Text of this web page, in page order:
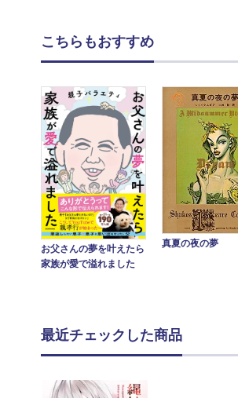
こちらもおすすめ
お父さんの夢を叶えたら
家族が愛で溢れました
真夏の夜の夢
最近チェックした商品